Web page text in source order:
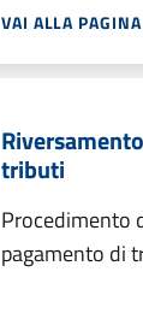
VAI ALLA PAGINA
tributi
Procedimento
pagamento di